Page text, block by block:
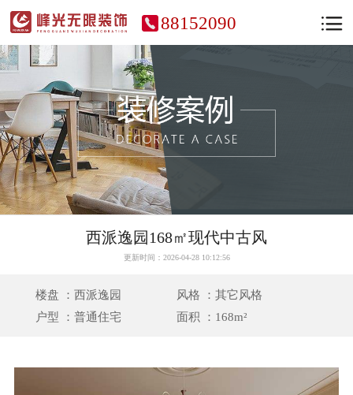
88152090
西派逸园168㎡现代中古风
更新时间：2026-04-28 10:12:56
楼盘 ：西派逸园
风格 ：其它风格
户型 ：普通住宅
面积 ：168m²